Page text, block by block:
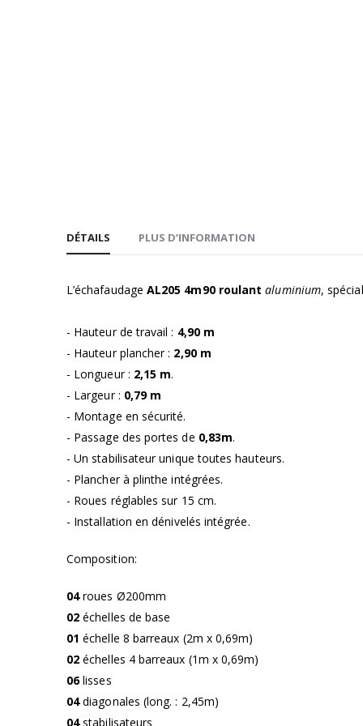
DÉTAILS
L’échafaudage AL205 4m90 roulantaluminium,
- Hauteur de travail : 4,90 m
- Hauteur plancher : 2,90 m
- Longueur : 2,15 m.
- Largeur : 0,79 m
- Montage en sécurité.
- Passage des portes de 0,83m.
- Un stabilisateur unique toutes hauteurs.
- Plancher à plinthe intégrées.
- Roues réglables sur 15 cm.
- Installation en dénivelés intégrée.
Composition:
04roues Ø200mm
02 échelles de base
01 échelle 8 barreaux (2m x 0,69m)
02 échelles 4 barreaux (1m x 0,69m)
06lisses
04diagonales (long. : 2,45m)
04stabilisateurs
PLUS D’INFORMATION